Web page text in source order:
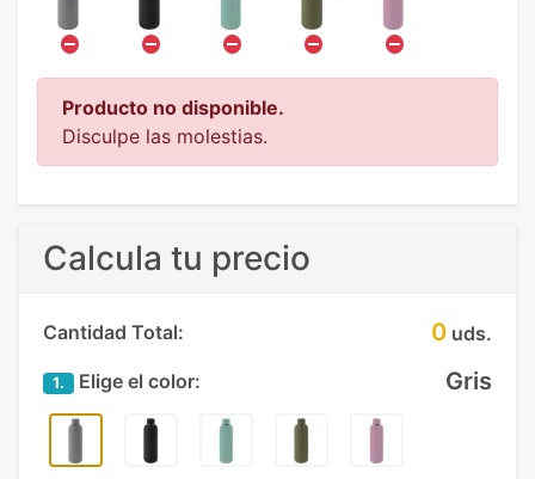
Producto no disponible.
Disculpe las molestias.
Calcula tu precio
Cantidad Total: 0 uds.
1. Elige el color: Gris